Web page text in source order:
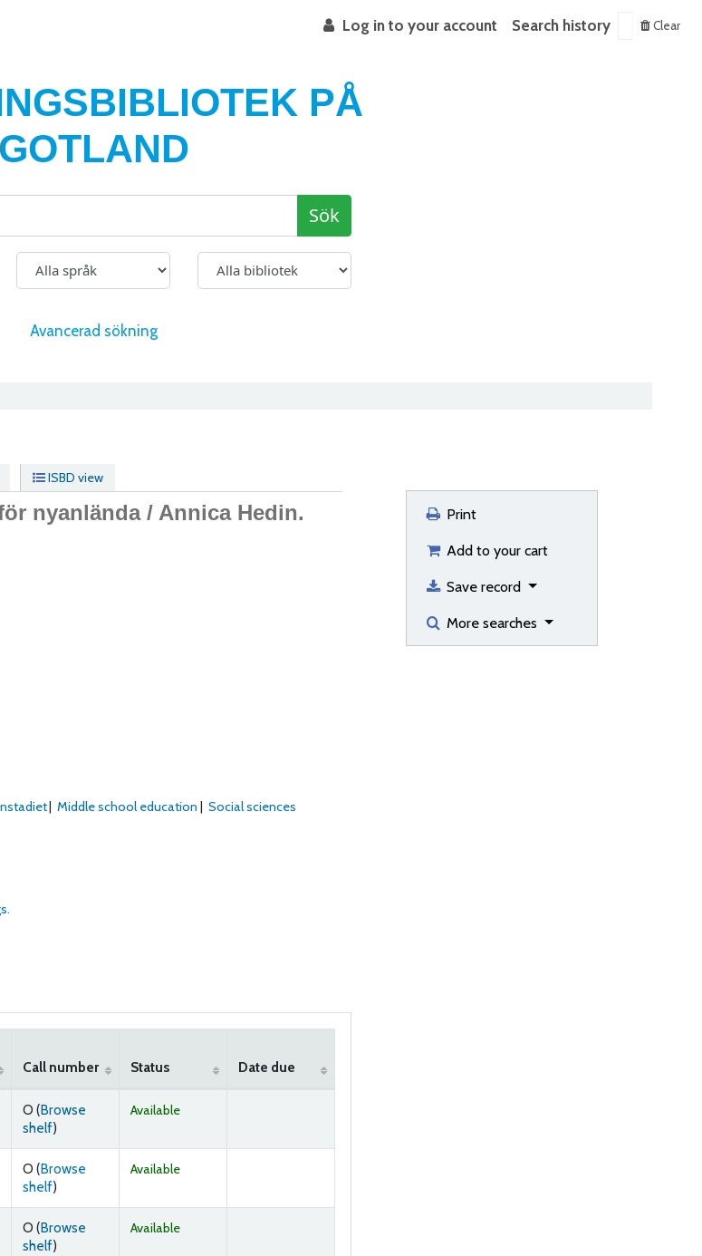
Log in to your account Search history Clear
PÅ
GOTLAND
Sök
Avancerad sökning
ISBD view
nyanlända / Annica Hedin.
Middle school education
Social sciences
Call number Status Date due
O (Browse
shelf(Opens below)
)
Available
O (Browse
shelf(Opens below)
)
Available
O (Browse
shelf(Opens below)
)
Available
Print
Add to your cart
Save record
More searches